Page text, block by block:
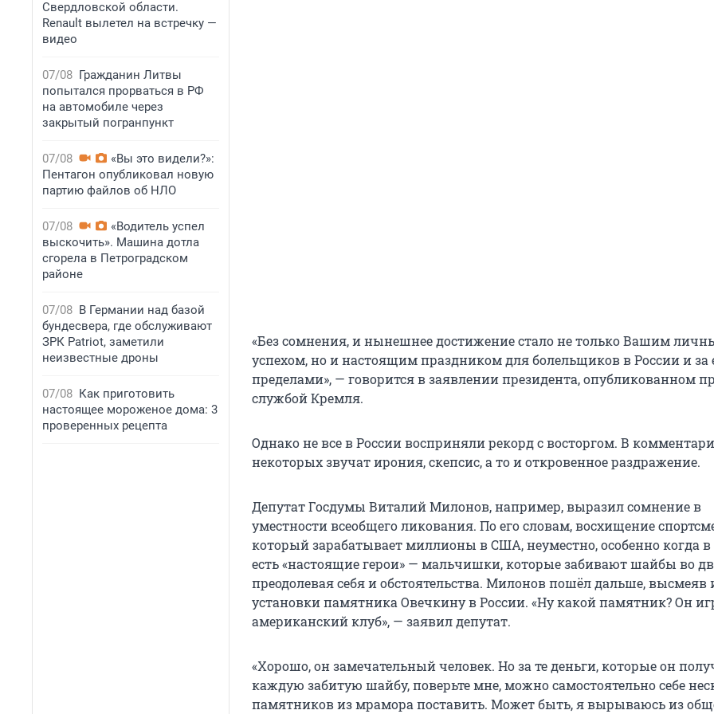
Свердловской области.
Renault вылетел на встречку —
видео
07/08 Гражданин Литвы
попытался прорваться в РФ
на автомобиле через
закрытый погранпункт
07/08
«Вы это видели?»:
Пентагон опубликовал новую
партию файлов об НЛО
07/08
«Водитель успел
выскочить». Машина дотла
сгорела в Петроградском
районе
07/08 В Германии над базой
бундесвера, где обслуживают
ЗРК Patriot, заметили
неизвестные дроны
07/08 Как приготовить
настоящее мороженое дома: 3
проверенных рецепта
«Без сомнения, и нынешнее достижение стало не только Вашим
успехом, но и настоящим праздником для болельщиков в России и за
пределами», — говорится в заявлении президента, опубликованном
службой Кремля.
Однако не все в России восприняли рекорд с восторгом. В
некоторых звучат ирония, скепсис, а то и откровенное раздражение.
Депутат Госдумы Виталий Милонов, например, выразил сомнение в
уместности всеобщего ликования. По его словам, восхищение
который зарабатывает миллионы в США, неуместно, особенно когда в
есть «настоящие герои» — мальчишки, которые забивают шайбы во
преодолевая себя и обстоятельства. Милонов пошёл дальше, высмеяв
установки памятника Овечкину в России. «Ну какой памятник? Он
американский клуб», — заявил депутат.
«Хорошо, он замечательный человек. Но за те деньги, которые он
каждую забитую шайбу, поверьте мне, можно самостоятельно себе
памятников из мрамора поставить. Может быть, я вырываюсь из